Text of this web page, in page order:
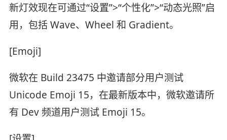
新灯效现在可通过“设置”>“个性化”>“动态光照”启
用，包括 Wave、Wheel 和 Gradient。
[Emoji]
微软在 Build 23475 中邀请部分用户测试
Unicode Emoji 15，在最新版本中，微软邀请所
有 Dev 频道用户测试 Emoji 15。